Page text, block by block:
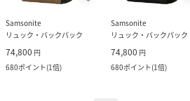
Samsonite
リュック・バックパック
74,800 円
680ポイント(1倍)
Samsonite
リュック・バックパック
74,800 円
680ポイント(1倍)